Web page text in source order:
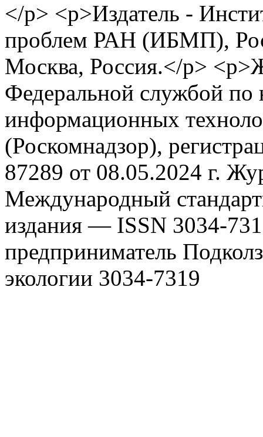
</p> <p>Издатель -
проблем РАН (ИБМП),
Москва, Россия.</p>
Федеральной службой по
информационных
(Роскомнадзор),
87289 от 08.05.2024 г.
Международный
издания — ISSN 3034-
предприниматель
экологии 3034-7319